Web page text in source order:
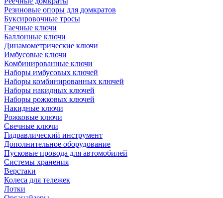
Резиновые опоры для домкратов
Буксировочные тросы
Гаечные ключи
Баллонные ключи
Динамометрические ключи
Имбусовые ключи
Комбинированные ключи
Наборы имбусовых ключей
Наборы комбинированных ключей
Наборы накидных ключей
Наборы рожковых ключей
Накидные ключи
Рожковые ключи
Свечные ключи
Гидравлический инструмент
Дополнительное оборудование
Пусковые провода для автомобилей
Системы хранения
Верстаки
Колеса для тележек
Лотки